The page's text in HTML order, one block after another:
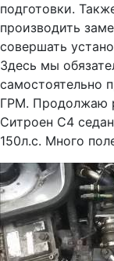
подготовки.
производить
совершать
Здесь мы
самостоятельно
ГРМ. Продолжаю
Ситроен С4
150л.с. Много